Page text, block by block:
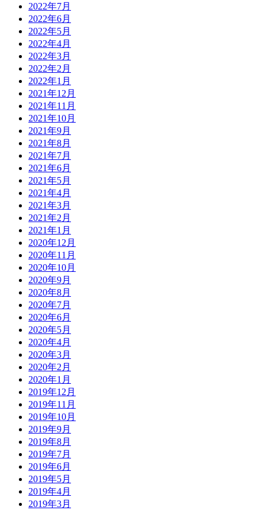
2022年7月
2022年6月
2022年5月
2022年4月
2022年3月
2022年2月
2022年1月
2021年12月
2021年11月
2021年10月
2021年9月
2021年8月
2021年7月
2021年6月
2021年5月
2021年4月
2021年3月
2021年2月
2021年1月
2020年12月
2020年11月
2020年10月
2020年9月
2020年8月
2020年7月
2020年6月
2020年5月
2020年4月
2020年3月
2020年2月
2020年1月
2019年12月
2019年11月
2019年10月
2019年9月
2019年8月
2019年7月
2019年6月
2019年5月
2019年4月
2019年3月